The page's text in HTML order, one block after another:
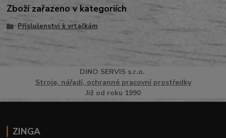
Zboží zařazeno v kategoriích
Příslušenství k vrtačkám
DINO SERVISs.r.o.
Stroje, nářadí, ochranné pracovní prostředky
Již od roku 1990
ZINGA